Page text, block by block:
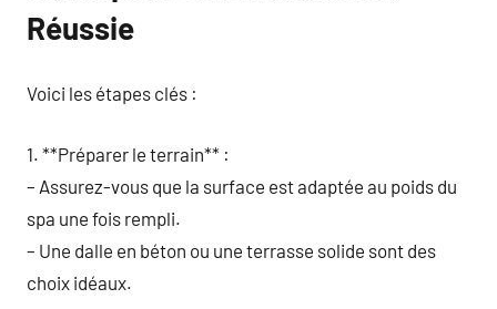
Réussie
Voici les étapes clés :
1. **Préparer le terrain** :
– Assurez-vous que la surface est adaptée au poids du
spa une fois rempli.
– Une dalle en béton ou une terrasse solide sont des
choix idéaux.